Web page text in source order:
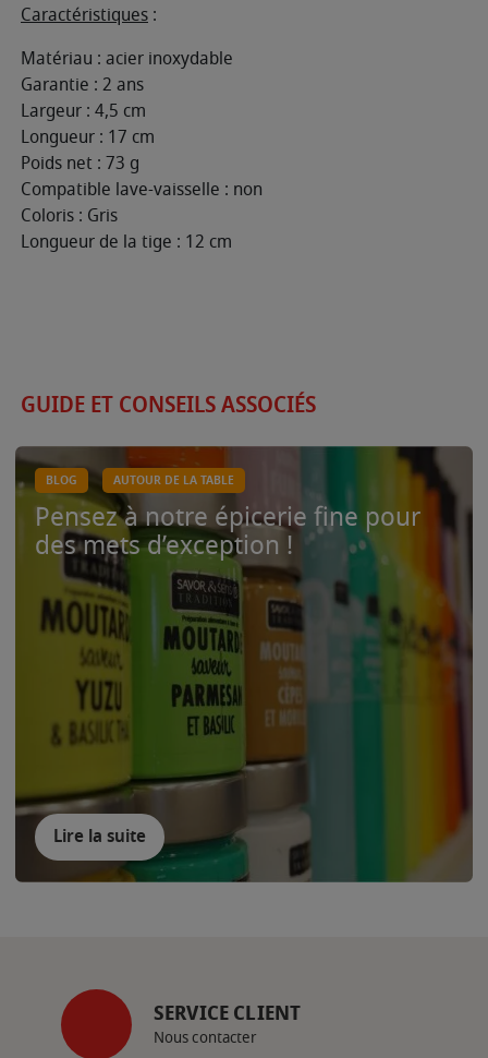
Caractéristiques :
Matériau : acier inoxydable
Garantie : 2 ans
Largeur : 4,5 cm
Longueur : 17 cm
Poids net : 73 g
Compatible lave-vaisselle : non
Coloris : Gris
Longueur de la tige : 12 cm
GUIDE ET CONSEILS ASSOCIÉS
BLOG AUTOUR DE LA TABLE
Pensez à notre épicerie fine pour
des mets d’exception !
Lire la suite
SERVICE CLIENT
Nous contacter